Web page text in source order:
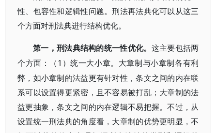
性、包容性和逻辑性问题。刑法再法典化可以从这三
个方面对刑法典进行结构优化。
第一，刑法典结构的统一性优化。 这主要包括两
个方面：（ 1）统一大小章。大章制与小章制各有利
弊，如小章制的法益更有针对性，条文之间的内在联
系可以设置得更紧密，且不容易被打乱；大章制的法
益更抽象，条文之间的内在逻辑不易把握。不过，从
设置统一刑法典的角度看，大章制的优势更明显，不